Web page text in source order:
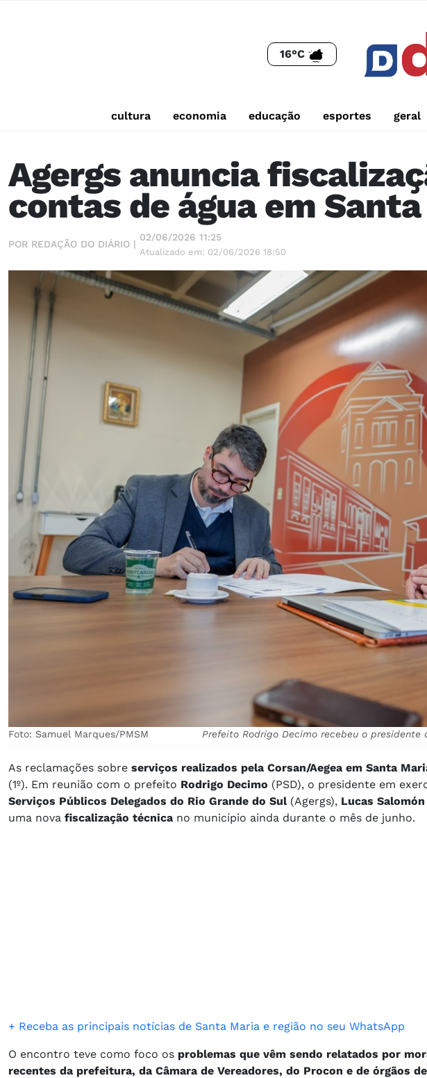
16°C
cultura economia educação esportes geral
Agergs anuncia
contas de água em
POR REDAÇÃO DO DIÁRIO |
02/06/2026 11:25
Atualizado em: 02/06/2026 18:50
Foto: Samuel Marques/PMSM Prefeito Rodrigo Decimo recebeu o
As reclamações sobre serviços realizados pela Corsan/Aegea em Santa
(1º). Em reunião com o prefeito Rodrigo Decimo (PSD), o presidente em
Serviços Públicos Delegados do Rio Grande do Sul(Agergs), Lucas
uma nova fiscalização técnica no município ainda durante o mês de junho.
+ Receba as principais notícias de Santa Maria e região no seu WhatsApp
O encontro teve como foco os problemas que vêm sendo relatados por
recentes da prefeitura, da Câmara de Vereadores, do Procon e de órgãos